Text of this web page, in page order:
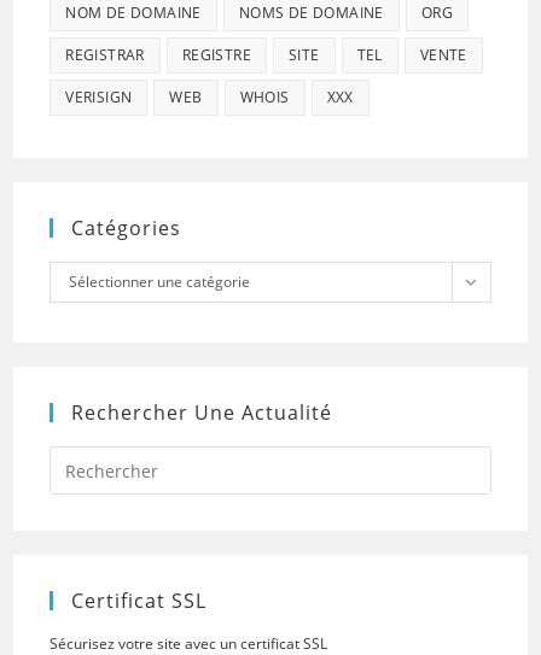
NOM DE DOMAINE NOMS DE DOMAINE ORG
REGISTRAR REGISTRE SITE TEL VENTE
VERISIGN WEB WHOIS XXX
Catégories
Catégories
Sélectionner une catégorie
Rechercher Une Actualité
Press
to
Certificat SSL
Sécurisez votre site avec un certificat SSL